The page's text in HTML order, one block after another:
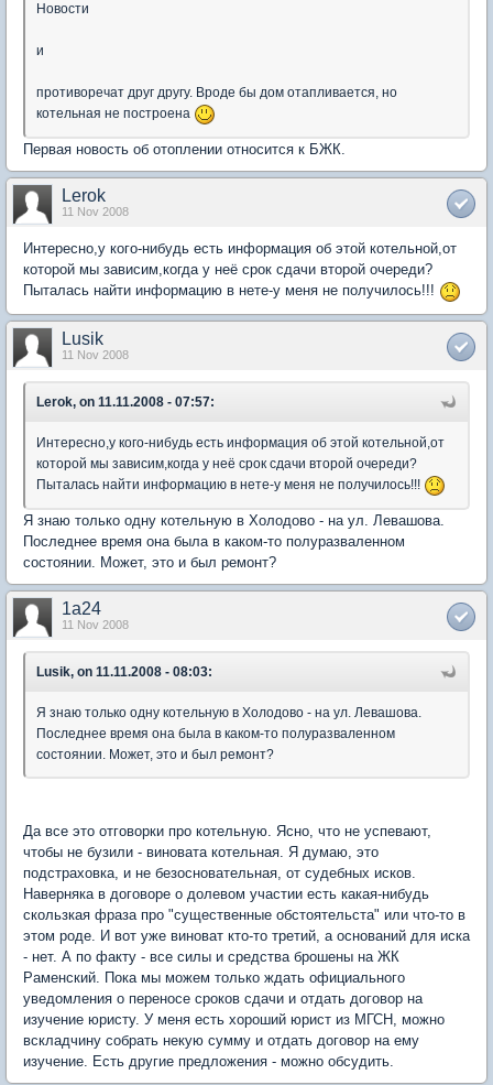
Новости
и
противоречат друг другу. Вроде бы дом отапливается, но
котельная не построена
Первая новость об отоплении относится к БЖК.
Lerok
11 Nov 2008
Интересно,у кого-нибудь есть информация об этой котельной,от
которой мы зависим,когда у неё срок сдачи второй очереди?
Пыталась найти информацию в нете-у меня не получилось!!!
Lusik
11 Nov 2008
Lerok, on 11.11.2008 - 07:57:
Интересно,у кого-нибудь есть информация об этой котельной,от
которой мы зависим,когда у неё срок сдачи второй очереди?
Пыталась найти информацию в нете-у меня не получилось!!!
Я знаю только одну котельную в Холодово - на ул. Левашова.
Последнее время она была в каком-то полуразваленном
состоянии. Может, это и был ремонт?
1a24
11 Nov 2008
Lusik, on 11.11.2008 - 08:03:
Я знаю только одну котельную в Холодово - на ул. Левашова.
Последнее время она была в каком-то полуразваленном
состоянии. Может, это и был ремонт?
Да все это отговорки про котельную. Ясно, что не успевают,
чтобы не бузили - виновата котельная. Я думаю, это
подстраховка, и не безосновательная, от судебных исков.
Наверняка в договоре о долевом участии есть какая-нибудь
скользкая фраза про "существенные обстоятельста" или что-то в
этом роде. И вот уже виноват кто-то третий, а оснований для иска
- нет. А по факту - все силы и средства брошены на ЖК
Раменский. Пока мы можем только ждать официального
уведомления о переносе сроков сдачи и отдать договор на
изучение юристу. У меня есть хороший юрист из МГСН, можно
вскладчину собрать некую сумму и отдать договор на ему
изучение. Есть другие предложения - можно обсудить.